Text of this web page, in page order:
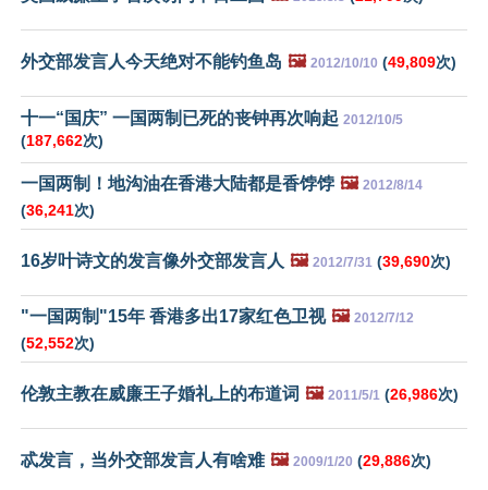
外交部发言人今天绝对不能钓鱼岛 🖼️ 2012/10/10 (49,809次)
十一“国庆” 一国两制已死的丧钟再次响起 2012/10/5
(187,662次)
一国两制！地沟油在香港大陆都是香饽饽 🖼️ 2012/8/14
(36,241次)
16岁叶诗文的发言像外交部发言人 🖼️ 2012/7/31 (39,690次)
"一国两制"15年 香港多出17家红色卫视 🖼️ 2012/7/12
(52,552次)
伦敦主教在威廉王子婚礼上的布道词 🖼️ 2011/5/1 (26,986次)
忒发言，当外交部发言人有啥难 🖼️ 2009/1/20 (29,886次)